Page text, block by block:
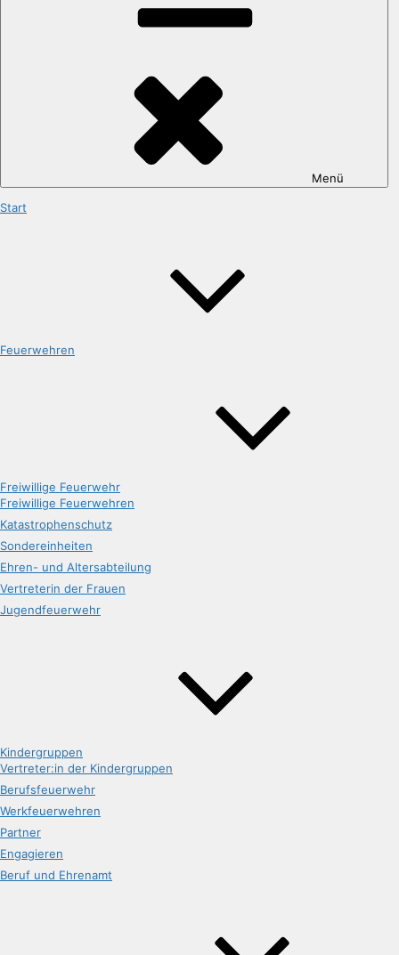
Menü
Start
Feuerwehren
Freiwillige Feuerwehr
Freiwillige Feuerwehren
Katastrophenschutz
Sondereinheiten
Ehren- und Altersabteilung
Vertreterin der Frauen
Jugendfeuerwehr
Kindergruppen
Vertreter:in der Kindergruppen
Berufsfeuerwehr
Werkfeuerwehren
Partner
Engagieren
Beruf und Ehrenamt